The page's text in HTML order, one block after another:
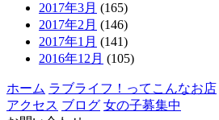
2017年3月 (165)
2017年2月 (146)
2017年1月 (141)
2016年12月 (105)
ホーム ラブライフ！ってこんなお店
アクセス ブログ 女の子募集中